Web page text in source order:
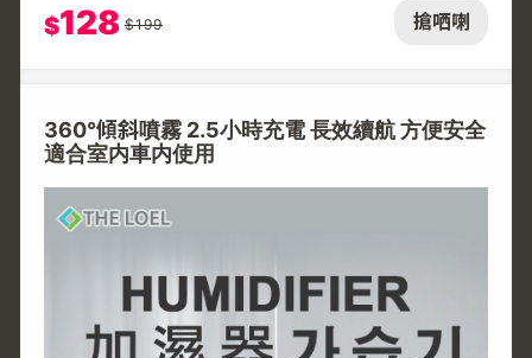
搶哂喇
$128 $199
360°傾斜噴霧 2.5小時充電 長效續航 方便安全
適合室内車内使用